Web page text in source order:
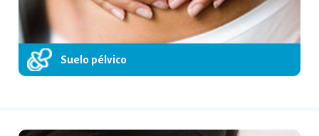
Suelo pélvico